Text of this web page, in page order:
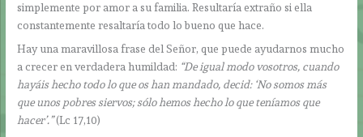
simplemente por amor a su familia. Resultaría extraño si ella
constantemente resaltaría todo lo bueno que hace.
Hay una maravillosa frase del Señor, que puede ayudarnos mucho
a crecer en verdadera humildad: “De igual modo vosotros, cuando
hayáis hecho todo lo que os han mandado, decid: ‘No somos más
que unos pobres siervos; sólo hemos hecho lo que teníamos que
hacer’.”(Lc 17,10)